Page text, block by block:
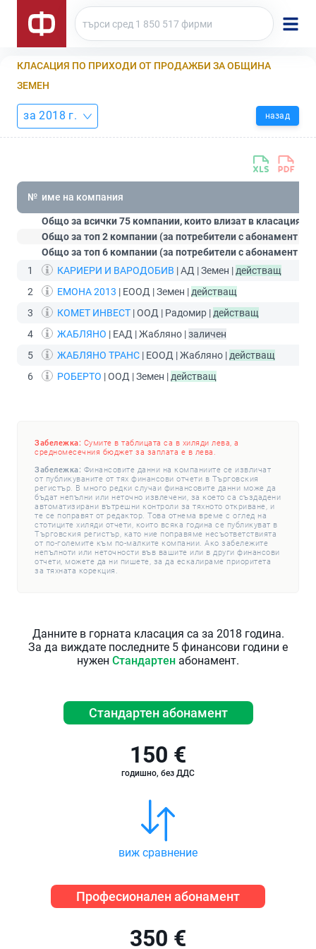
КЛАСАЦИЯ ПО ПРИХОДИ ОТ ПРОДАЖБИ ЗА ОБЩИНА
ЗЕМЕН
за 2018 г. назад
№ име на компания
Общо за всички 75 компании, които влизат в класацията:
Общо за топ 2 компании (за потребители с абонамент
Общо за топ 6 компании (за потребители с абонамент
1
КАРИЕРИ И ВАРОДОБИВ | АД | Земен | действащ
2
ЕМОНА 2013 | ЕООД | Земен | действащ
3
КОМЕТ ИНВЕСТ | ООД | Радомир | действащ
4
ЖАБЛЯНО | ЕАД | Жабляно |заличен
5
ЖАБЛЯНО ТРАНС | ЕООД | Жабляно | действащ
6
РОБЕРТО | ООД | Земен | действащ
Забележка: Сумите в таблицата са в хиляди лева, а
средномесечния бюджет за заплата е в лева.
Забележка: Финансовите данни на компаниите се извличат
от публикуваните от тях финансови отчети в Търговския
регистър. В много редки случаи финансовите данни може да
бъдат непълни или неточно извлечени, за което са създадени
автоматизирани вътрешни контроли за тяхното откриване, и
те се поправят от редактор. Това отнема време с оглед на
стотиците хиляди отчети, които всяка година се публикуват в
Търговския регистър, като ние поправяме несъответствията
от по-големите към по-малките компании. Ако забележите
непълноти или неточности във вашите или в други финансови
отчети, можете да ни пишете, за да ескалираме приоритета
за тяхната корекция.
Данните в горната класация са за 2018 година.
За да виждате последните 5 финансови години е
нужен Стандартен абонамент.
Стандартен абонамент
150 €
годишно, без ДДС
виж сравнение
Професионален абонамент
350 €